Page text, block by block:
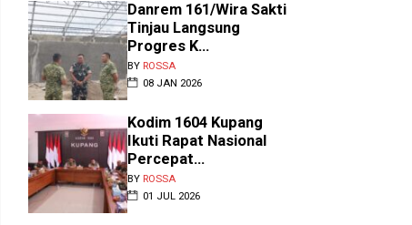
Sambut HUT RI ke-81,
Yonarmed 12 Kostrad...
Danrem 161/Wira Sakti
Tinjau Langsung
Progres K...
BY ROSSA
08 JAN 2026
Kodim 1604 Kupang
Ikuti Rapat Nasional
Percepat...
BY ROSSA
01 JUL 2026